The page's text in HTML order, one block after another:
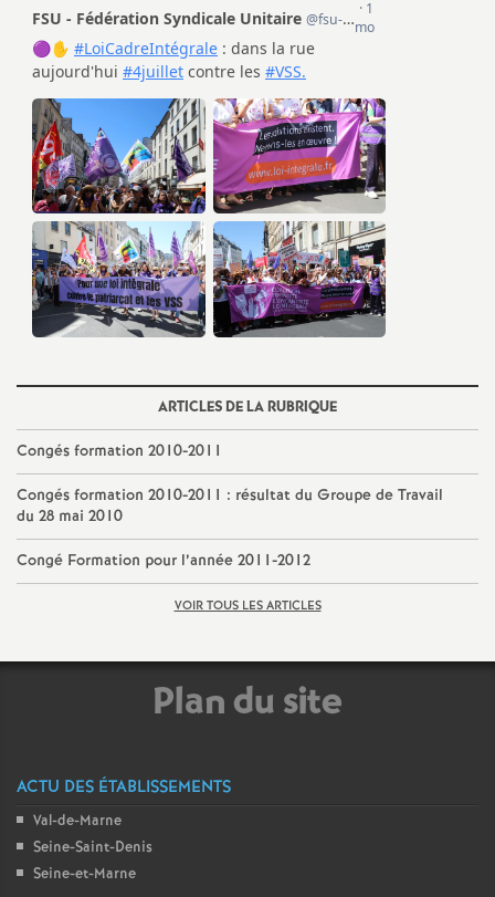
g
r
é
O
r
l
é
a
n
s
T
o
s
ARTICLES DE LA RUBRIQUE
Congés formation 2010-2011
Congés formation 2010-2011 : résultat du Groupe de Travail
du 28 mai 2010
Congé Formation pour l’année 2011-2012
VOIR TOUS LES ARTICLES
Plan du site
ACTU DES ÉTABLISSEMENTS
Val-de-Marne
Seine-Saint-Denis
Seine-et-Marne